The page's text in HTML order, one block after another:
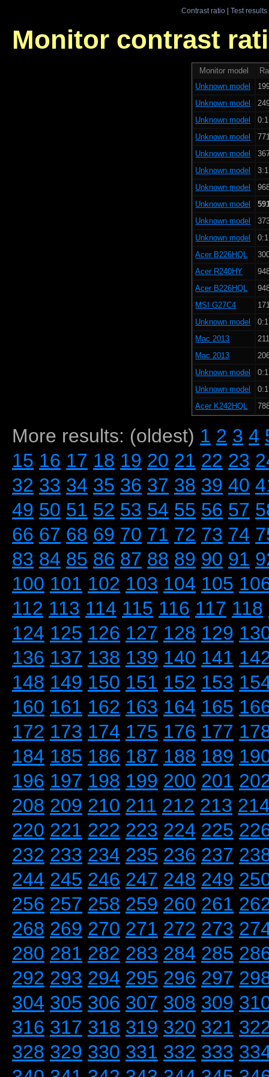
Contrast ratio| Test results
Monitor contrast
Monitor model
Unknown model
Unknown model
Unknown model
Unknown model
Unknown model
Unknown model
Unknown model
Unknown model
Unknown model
Unknown model
Acer B226HQL
Acer R240HY
Acer B226HQL
MSI G27C4
Unknown model
Mac 2013
Mac 2013
Unknown model
Unknown model
Acer K242HQL
More results: (oldest) 1 2 3 4
15 16 17 18 19 20 21 22 23
32 33 34 35 36 37 38 39 40
49 50 51 52 53 54 55 56 57
66 67 68 69 70 71 72 73 74
83 84 85 86 87 88 89 90 91
100 101 102 103 104 105
112 113 114 115 116 117 118
124 125 126 127 128 129
136 137 138 139 140 141
148 149 150 151 152 153
160 161 162 163 164 165
172 173 174 175 176 177
184 185 186 187 188 189
196 197 198 199 200 201
208 209 210 211 212 213
220 221 222 223 224 225
232 233 234 235 236 237
244 245 246 247 248 249
256 257 258 259 260 261
268 269 270 271 272 273
280 281 282 283 284 285
292 293 294 295 296 297
304 305 306 307 308 309
316 317 318 319 320 321
328 329 330 331 332 333